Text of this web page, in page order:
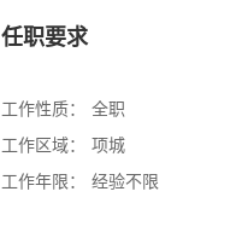
任职要求
工作性质：
全职
工作区域：
项城
工作年限：
经验不限